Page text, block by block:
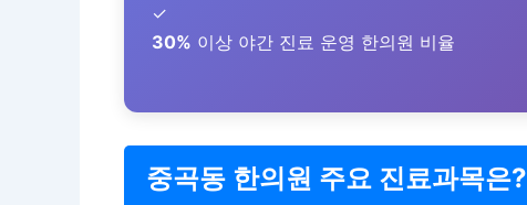
✓
30% 이상 야간 진료 운영 한의원 비율
중곡동 한의원 주요 진료과목은?